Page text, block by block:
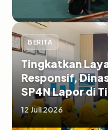
BERITA
Tingkatkan
Responsif,
SP4N Lapor di
serta SD/SMP
12 Juli 2026